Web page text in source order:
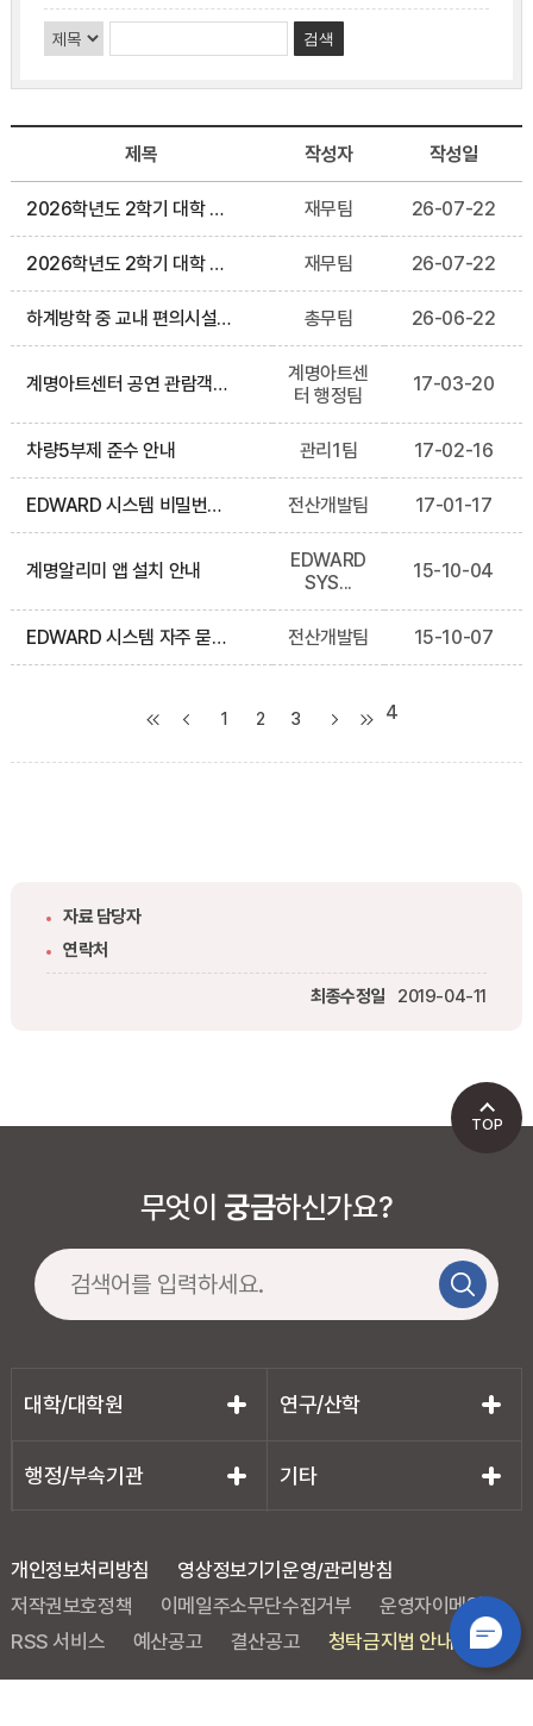
검색
제목 작성자 작성일
2026학년도 2학기 대학 및 대학원 재학생 등록금 납부 안내 ​ 재무팀 26-07-22
2026학년도 2학기 대학 및 대학원 재학생 등록금 분할납부 안내 재무팀 26-07-22
하계방학 중 교내 편의시설 운영 일정 안내 총무팀 26-06-22
계명아트센터 공연 관람객을 위한 주차요금 무인정산기 운영 안내
계명아트센
터 행정팀
17-03-20
차량5부제 준수 안내 관리1팀 17-02-16
EDWARD 시스템 비밀번호 변경 안내 전산개발팀 17-01-17
계명알리미 앱 설치 안내
EDWARD
SYS...
15-10-04
EDWARD 시스템 자주 묻는 질문 안내 전산개발팀 15-10-07
1 2 3 4
자료 담당자
연락처
최종수정일 2019-04-11
무엇이 궁금하신가요?
대학/대학원 연구/산학
행정/부속기관 기타
개인정보처리방침
영상정보기기운영/관리방침
저작권보호정책
이메일주소무단수집거부
운영자이메일
RSS 서비스
예산공고 결산공고 청탁금지법 안내
TOP